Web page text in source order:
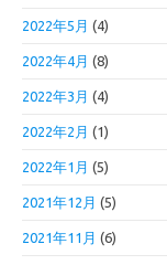
2022年5月 (4)
2022年4月 (8)
2022年3月 (4)
2022年2月 (1)
2022年1月 (5)
2021年12月 (5)
2021年11月 (6)